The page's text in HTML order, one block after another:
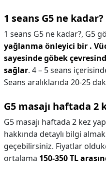
1 seans G5 ne kadar?
1 seans G5 ne kadar?, G5
yağlanma önleyici bir .
sayesinde göbek
sağlar. 4 – 5 seans
Seans aralıklarıda 20-25
G5 masajı haftada 2
G5 masajı haftada 2 kez
hakkında detaylı bilgi
geçebilirsiniz. Fiyatlar
ortalama 150-350 TL